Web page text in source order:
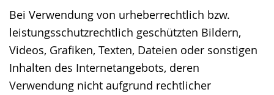
Bei Verwendung von urheberrechtlich bzw.
leistungsschutzrechtlich geschützten Bildern,
Videos, Grafiken, Texten, Dateien oder sonstigen
Inhalten des Internetangebots, deren
Verwendung nicht aufgrund rechtlicher